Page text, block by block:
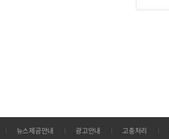
뉴스제공안내 광고안내 고충처리